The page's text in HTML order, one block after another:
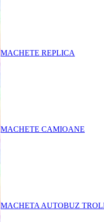
MACHETE REPLICA
MACHETE CAMIOANE
MACHETA AUTOBUZ